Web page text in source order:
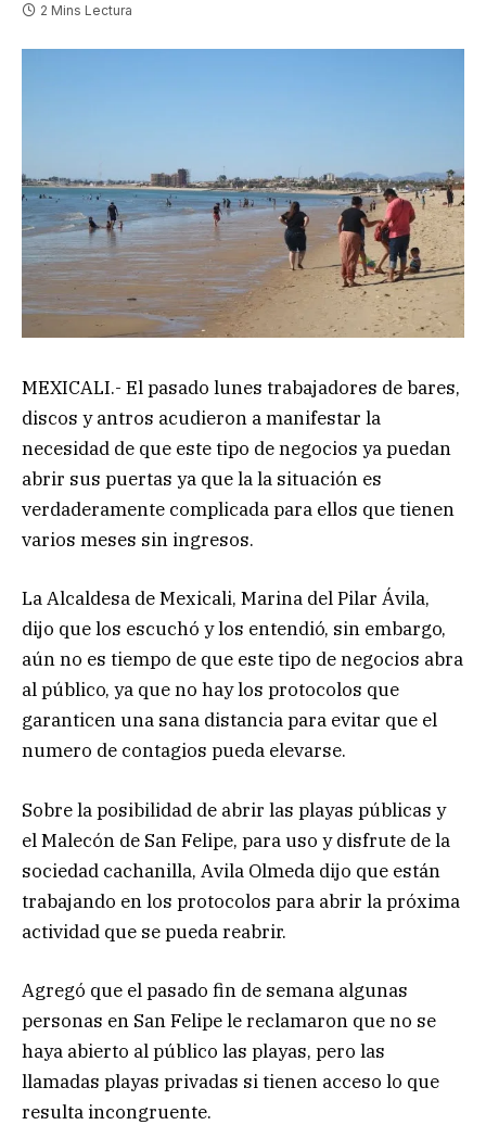
2 Mins Lectura
MEXICALI.- El pasado lunes trabajadores de bares,
discos y antros acudieron a manifestar la
necesidad de que este tipo de negocios ya puedan
abrir sus puertas ya que la la situación es
verdaderamente complicada para ellos que tienen
varios meses sin ingresos.
La Alcaldesa de Mexicali, Marina del Pilar Ávila,
dijo que los escuchó y los entendió, sin embargo,
aún no es tiempo de que este tipo de negocios abra
al público, ya que no hay los protocolos que
garanticen una sana distancia para evitar que el
numero de contagios pueda elevarse.
Sobre la posibilidad de abrir las playas públicas y
el Malecón de San Felipe, para uso y disfrute de la
sociedad cachanilla, Avila Olmeda dijo que están
trabajando en los protocolos para abrir la próxima
actividad que se pueda reabrir.
Agregó que el pasado fin de semana algunas
personas en San Felipe le reclamaron que no se
haya abierto al público las playas, pero las
llamadas playas privadas si tienen acceso lo que
resulta incongruente.